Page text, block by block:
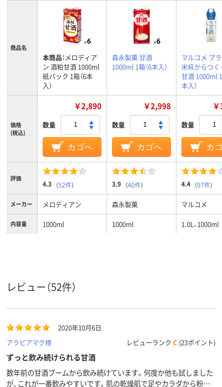
商品名
本商品：メロディア
ン 酒粕甘酒 1000ml
紙パック 1箱（6本
入）
森永製菓 甘酒
1000ml 1箱（6本入）
マルコメ プ
米糀からつ
甘酒 1000ml 1
本入）
価格
(税込)
￥2,890
数量
カゴへ
￥2,998
数量
カゴへ
数量
カ
評価
4.3 （52件） 3.9 （40件） 4.4 （97件）
メーカー メロディアン 森永製菓 マルコメ
内容量 1000ml 1000ml 1.0L、1000ml
レビュー（52件）
2020年10月6日
アラビアマグ様
レビューランク C (23ポイント)
ずっと飲み続けられる甘酒
数年前の甘酒ブームから飲み続けています。何度か他も試しました
が、これが一番飲みやすいです。肌の乾燥肌で足やカラダから粉を